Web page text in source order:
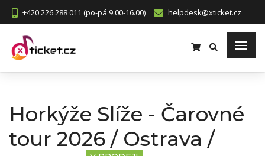
+420 226 288 011 (po-pá 9.00-16.00) helpdesk@xticket.cz
Horkýže Slíže - Čarovné
tour 2026 / Ostrava /